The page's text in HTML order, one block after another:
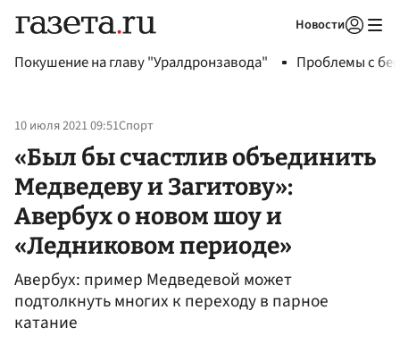
Новости
Покушение на главу "Уралдронзавода" Проблемы с
10 июля 2021 09:51Спорт
«Был бы счастлив объединить
Медведеву и Загитову»:
Авербух о новом шоу и
«Ледниковом периоде»
Авербух: пример Медведевой может
подтолкнуть многих к переходу в парное
катание